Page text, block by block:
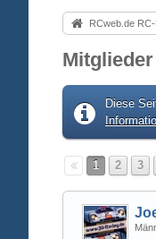
RCweb.de
Mitglieder
Diese
1 2 3